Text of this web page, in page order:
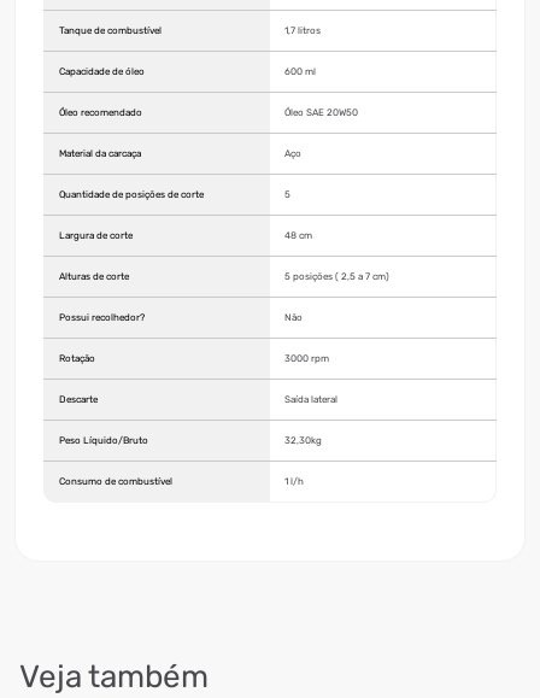
Tanque de combustível 1,7 litros
Capacidade de óleo 600 ml
Óleo recomendado Óleo SAE 20W50
Material da carcaça Aço
Quantidade de posições de corte 5
Largura de corte 48 cm
Alturas de corte 5 posições ( 2,5 a 7 cm)
Possui recolhedor? Não
Rotação 3000 rpm
Descarte Saída lateral
Peso Líquido/Bruto 32,30kg
Consumo de combustível 1 l/h
Veja também